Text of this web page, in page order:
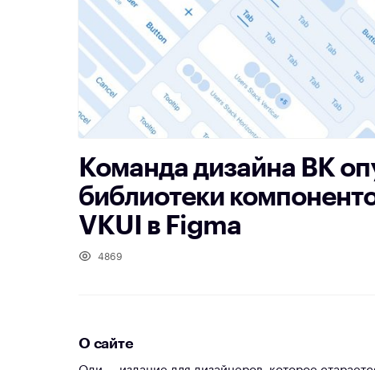
Команда дизайна ВК
библиотеки
VKUI в Figma
4869
О сайте